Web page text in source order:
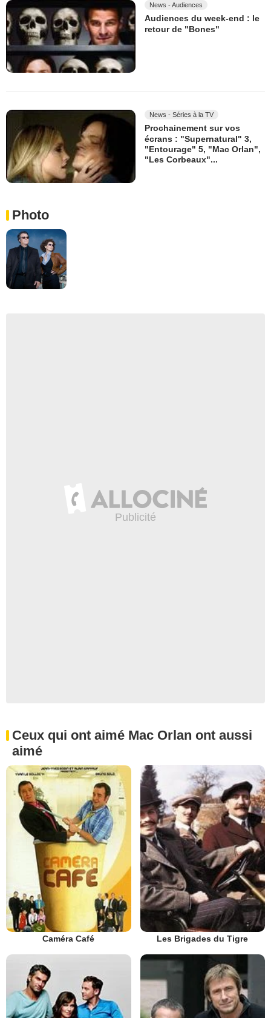
News - Audiences
Audiences du week-end : le
retour de "Bones"
News - Séries à la TV
Prochainement sur vos
écrans : "Supernatural" 3,
"Entourage" 5, "Mac Orlan",
"Les Corbeaux"...
Photo
Ceux qui ont aimé Mac Orlan ont aussi
aimé
Caméra Café Les Brigades du Tigre